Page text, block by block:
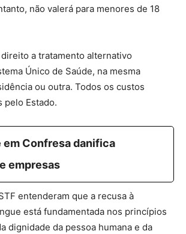
não valerá para menores de 18
a tratamento alternativo
Único de Saúde, na mesma
ou outra. Todos os custos
pelo Estado.
em Confresa danifica
empresas
entenderam que a recusa à
está fundamentada nos princípios
dignidade da pessoa humana e da